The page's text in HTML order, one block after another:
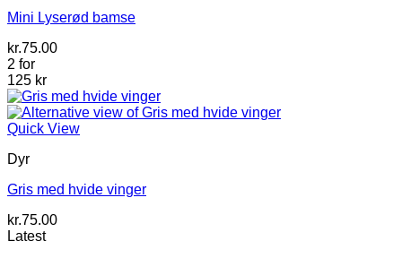
Mini Lyserød bamse
kr.75.00
2 for
125 kr
Quick View
Dyr
Gris med hvide vinger
kr.75.00
Latest